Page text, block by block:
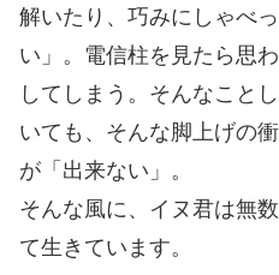
解いたり、巧みにしゃべ
い」。電信柱を見たら思
してしまう。そんなこと
いても、そんな脚上げの
が「出来ない」。
そんな風に、イヌ君は無
て生きています。